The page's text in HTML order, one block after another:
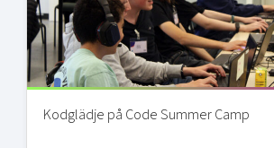
Kodglädje på Code Summer Camp